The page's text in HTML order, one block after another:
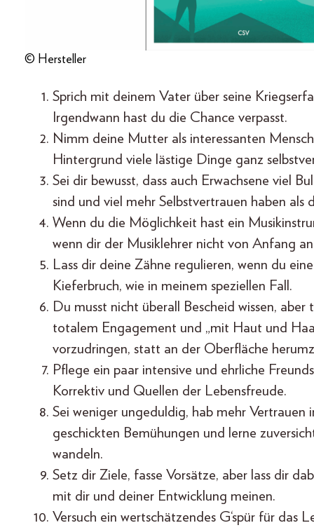
© Hersteller
Sprich mit deinem Vater über seine
Irgendwann hast du die Chance verpasst.
Nimm deine Mutter als interessanten
Hintergrund viele lästige Dinge ganz
Sei dir bewusst, dass auch Erwachsene viel
sind und viel mehr Selbstvertrauen haben als
Wenn du die Möglichkeit hast ein
wenn dir der Musiklehrer nicht von Anfang
Lass dir deine Zähne regulieren, wenn du
Kieferbruch, wie in meinem speziellen Fall.
Du musst nicht überall Bescheid wissen,
totalem Engagement und „mit Haut und
vorzudringen, statt an der Oberfläche
Pflege ein paar intensive und ehrliche
Korrektiv und Quellen der Lebensfreude.
Sei weniger ungeduldig, hab mehr
geschickten Bemühungen und lerne
wandeln.
Setz dir Ziele, fasse Vorsätze, aber lass dir
mit dir und deiner Entwicklung meinen.
Versuch ein wertschätzendes G‘spür für das